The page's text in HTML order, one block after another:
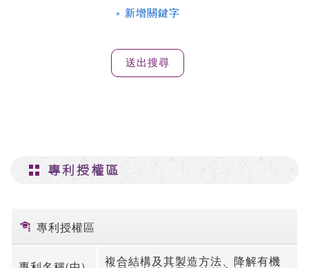
» 新增關鍵字
專利授權區
專利授權區
複合結構及其製造方法、降解有機